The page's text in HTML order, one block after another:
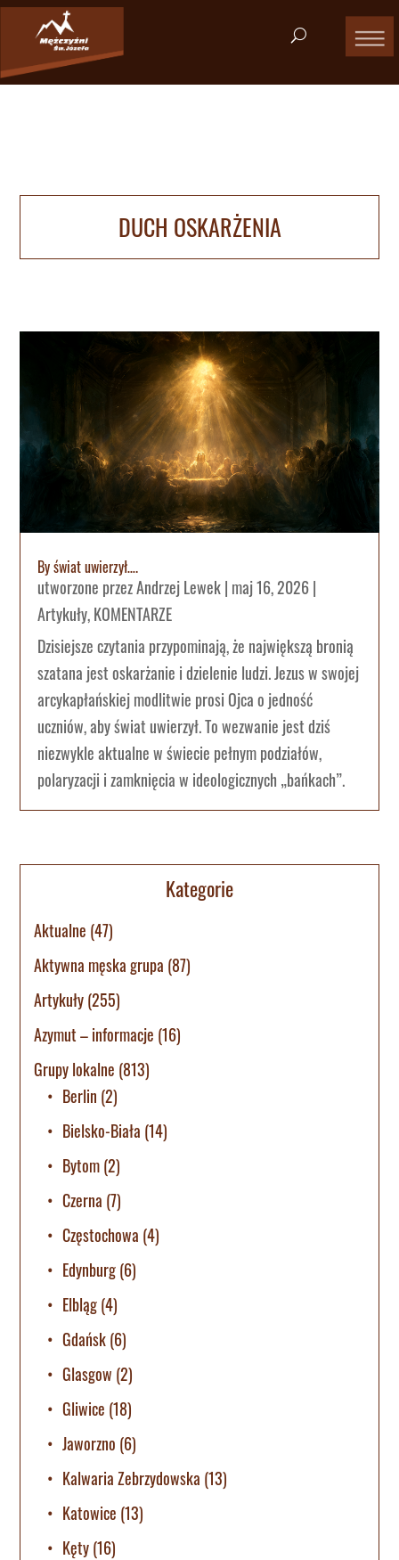
DUCH OSKARŻENIA
By świat uwierzył….
utworzone przezAndrzej Lewek| maj 16, 2026|
Artykuły,KOMENTARZE
Dzisiejsze czytania przypominają, że największą bronią
szatana jest oskarżanie i dzielenie ludzi. Jezus w swojej
arcykapłańskiej modlitwie prosi Ojca o jedność
uczniów, aby świat uwierzył. To wezwanie jest dziś
niezwykle aktualne w świecie pełnym podziałów,
polaryzacji i zamknięcia w ideologicznych „bańkach”.
Kategorie
Aktualne (47)
Aktywna męska grupa (87)
Artykuły(255)
Azymut – informacje (16)
Grupy lokalne (813)
Berlin (2)
Bielsko-Biała (14)
Bytom(2)
Czerna (7)
Częstochowa (4)
Edynburg(6)
Elbląg(4)
Gdańsk(6)
Glasgow (2)
Gliwice (18)
Jaworzno (6)
Kalwaria Zebrzydowska (13)
Katowice (13)
Kęty(16)